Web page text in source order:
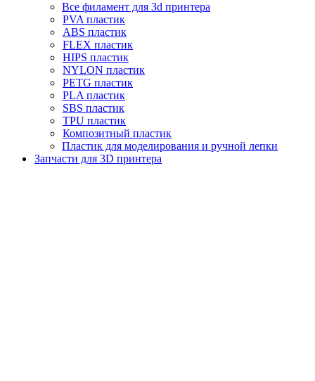
Все филамент для 3d принтера
PVA пластик
ABS пластик
FLEX пластик
HIPS пластик
NYLON пластик
PETG пластик
PLA пластик
SBS пластик
TPU пластик
Композитный пластик
Пластик для моделирования и ручной лепки
Запчасти для 3D принтера